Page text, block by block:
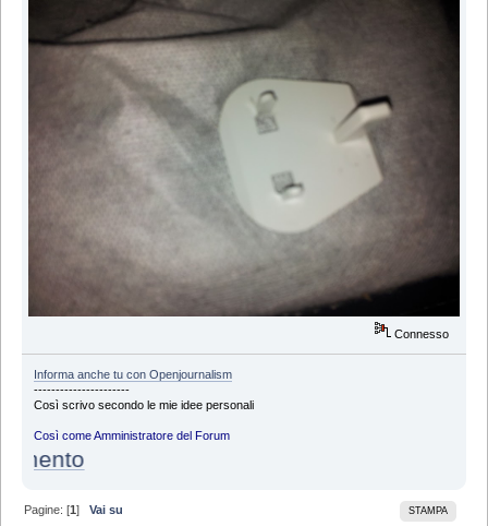
Connesso
Informa anche tu con Openjournalism
----------------------
Così scrivo secondo le mie idee personali
Così come Amministratore del Forum
STAMPA
Pagine: [1]Vai su